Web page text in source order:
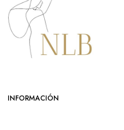
INFORMACIÓN